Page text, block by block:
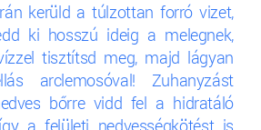
kerüld a túlzottan forró vizet,
ki hosszú ideig a melegnek,
tisztítsd meg, majd lágyan
arclemosóval! Zuhanyzást
bőrre vidd fel a hidratáló
a felületi nedvességkötést is